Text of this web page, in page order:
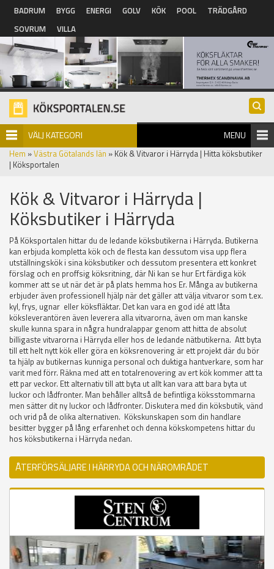
Hoppa till huvudinnehåll
BADRUM BYGG ENERGI GOLV KÖK POOL
TRÄDGÅRD
SOVRUM
VILLA
VÄLJ KATEGORI MENU
Hem »Västra Götalands län » Kök & Vitvaror i Härryda | Hitta köksbutiker
| Köksportalen
Kök & Vitvaror i Härryda |
Köksbutiker i Härryda
På Köksportalen hittar du de ledande köksbutikerna i Härryda. Butikerna
kan erbjuda kompletta kök och de flesta kan dessutom visa upp flera
utställningskök i sina köksbutiker och dessutom presentera ett konkret
förslag och en proffsig köksritning, där Ni kan se hur Ert färdiga kök
kommer att se ut när det är på plats hemma hos Er. Många av butikerna
erbjuder även professionell hjälp när det gäller att välja vitvaror som t.ex.
kyl, frys, ugnar eller köksfläktar. Det kan vara en god idé att låta
köksleverantören även leverera alla vitvarorna, även om man kanske
skulle kunna spara in några hundralappar genom att hitta de absolut
billigaste vitvarorna i Härryda eller hos de ledande nätbutikerna. Att byta
till ett helt nytt kök eller göra en köksrenovering är ett projekt där du bör
ta hjälp av butikernas kunniga personal och duktiga hantverkare, som har
varit med förr. Räkna med att en totalrenovering av ert kök kommer att ta
ett par veckor. Ett alternativ till att byta ut allt kan vara att bara byta ut
luckor och lådfronter. Man behåller alltså de befintliga köksstommarna
men sätter dit ny luckor och lådfronter. Diskutera med din köksbutik, vänd
och vrid på de olika alternativen. Kökskunskapen som din handlare
besitter bygger på lång erfarenhet och denna kökskompetens hittar du
hos köksbutikerna i Härryda nedan.
ÅTERFÖRSÄLJARE I HÄRRYDA OCH NÄROMRÅDET